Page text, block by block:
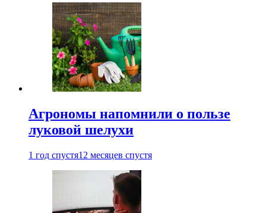
Агрономы напомнили о пользе
луковой шелухи
1 год спустя12 месяцев спустя